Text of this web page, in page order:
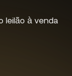
leilão à venda